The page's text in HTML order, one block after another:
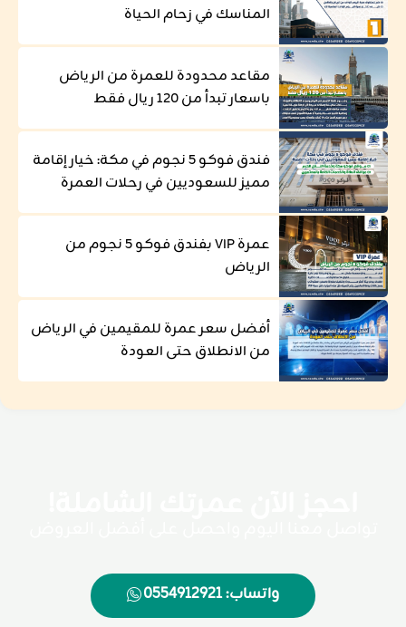
المناسك في زحام الحياة
مقاعد محدودة للعمرة من الرياض
باسعار تبدأ من 120 ريال فقط
فندق فوكو 5 نجوم في مكة: خيار إقامة
مميز للسعوديين في رحلات العمرة
عمرة VIP بفندق فوكو 5 نجوم من
الرياض
أفضل سعر عمرة للمقيمين في الرياض
من الانطلاق حتى العودة
واتساب: 0554912921